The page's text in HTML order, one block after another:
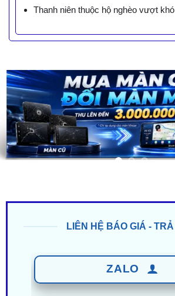
Thanh niên thuộc hộ nghèo vượt khó
0949 60 3979